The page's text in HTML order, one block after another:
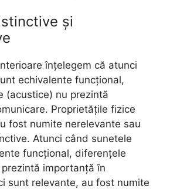
și
înțelegem că atunci
echivalente funcțional,
(acustice) nu prezintă
Proprietățile fizice
fost numite nerelevante sau
Atunci când sunetele
funcțional, diferențele
importanță în
sunt relevante, au fost numite